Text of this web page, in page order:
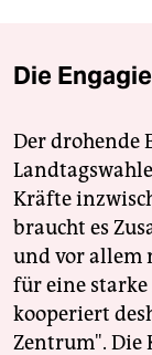
Die
Der drohende
Kräfte
braucht es
und vor allem
für eine starke
kooperiert
Zentrum". Die